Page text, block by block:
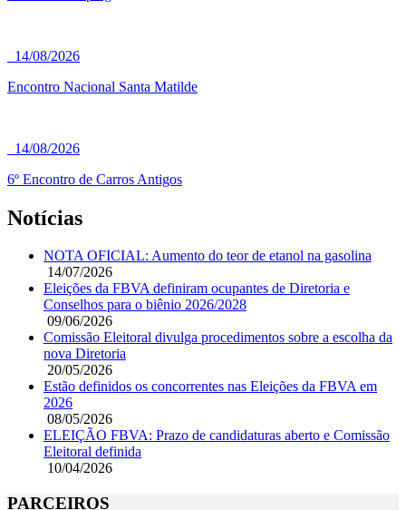
14/08/2026
Encontro Nacional Santa Matilde
14/08/2026
6º Encontro de Carros Antigos
Notícias
NOTA OFICIAL: Aumento do teor de etanol na gasolina
14/07/2026
Eleições da FBVA definiram ocupantes de Diretoria e
Conselhos para o biênio 2026/2028
09/06/2026
Comissão Eleitoral divulga procedimentos sobre a escolha da
nova Diretoria
20/05/2026
Estão definidos os concorrentes nas Eleições da FBVA em
2026
08/05/2026
ELEIÇÃO FBVA: Prazo de candidaturas aberto e Comissão
Eleitoral definida
10/04/2026
PARCEIROS